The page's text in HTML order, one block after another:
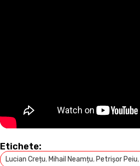
Etichete:
Lucian Crețu,Mihail Neamțu,Petrișor Peiu,